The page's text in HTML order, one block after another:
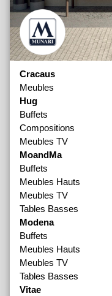
Cracaus
Meubles
Hug
Buffets
Compositions
Meubles TV
MoandMa
Buffets
Meubles Hauts
Meubles TV
Tables Basses
Modena
Buffets
Meubles Hauts
Meubles TV
Tables Basses
Vitae